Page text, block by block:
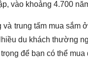
vào khoảng 4.700
trung tấm mua sắm
du khách thường
để bạn có thể